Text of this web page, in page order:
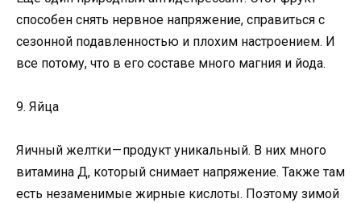
способен снять нервное напряжение, справиться с
сезонной подавленностью и плохим настроением. И
все потому, что в его составе много магния и йода.
9. Яйца
Яичный желтки — продукт уникальный. В них много
витамина Д, который снимает напряжение. Также там
есть незаменимые жирные кислоты. Поэтому зимой